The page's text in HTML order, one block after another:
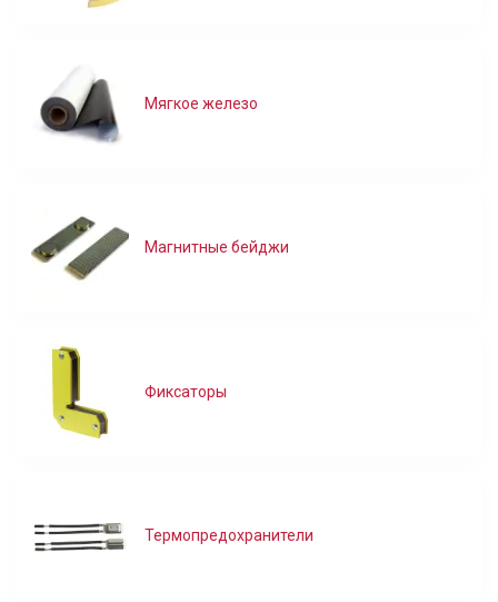
Мягкое железо
Магнитные бейджи
Фиксаторы
Термопредохранители